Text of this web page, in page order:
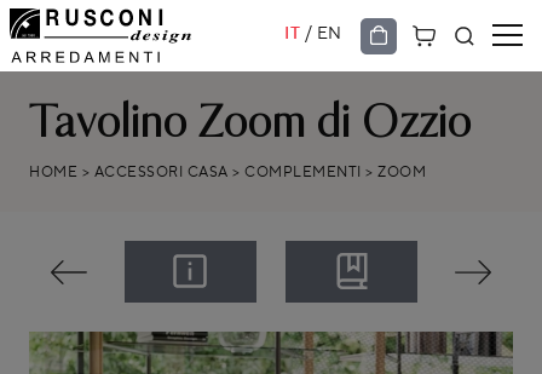
IT / EN
Tavolino Zoom di Ozzio
HOME > ACCESSORI CASA > COMPLEMENTI > ZOOM